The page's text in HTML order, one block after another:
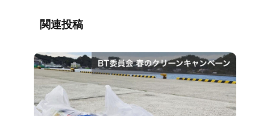
関連投稿